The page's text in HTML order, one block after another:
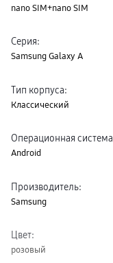
nano SIM+nano SIM
Серия:
Samsung Galaxy A
Тип корпуса:
Классический
Операционная система
Android
Производитель:
Samsung
Цвет:
розовый